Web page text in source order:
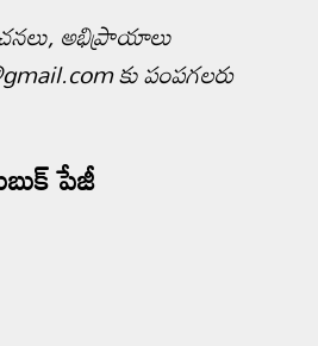
అభిప్రాయాలు
కు పంపగలరు
పేజీ